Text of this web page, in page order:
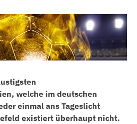
welche im deutschen
einmal ans Tageslicht
existiert überhaupt nicht.